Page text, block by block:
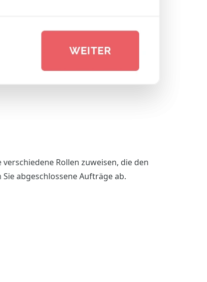
Rollen zuweisen, die den
abgeschlossene Aufträge ab.